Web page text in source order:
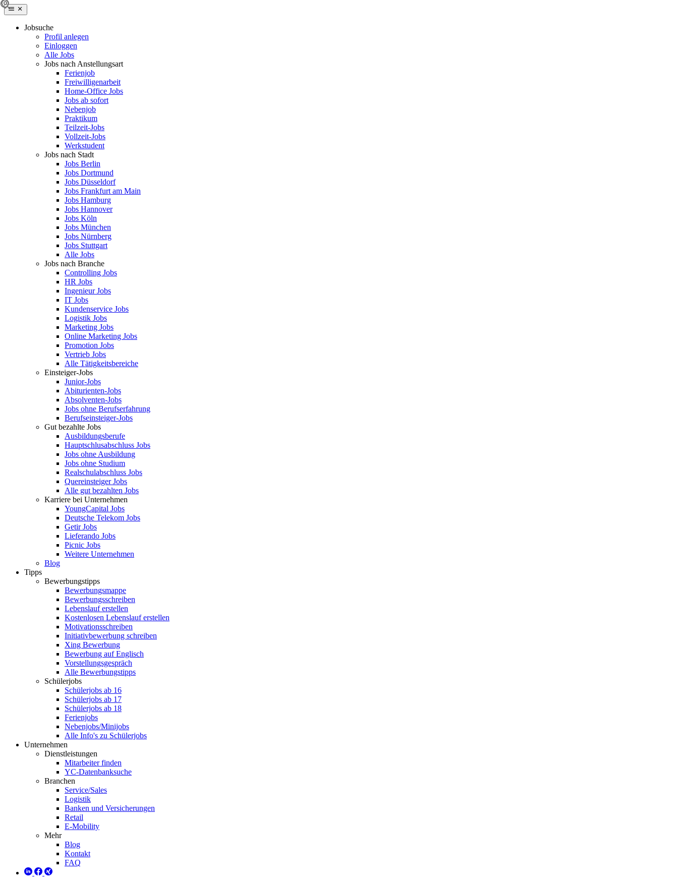
Jobsuche
Profil anlegen
Einloggen
Alle Jobs
Jobs nach Anstellungsart
Ferienjob
Freiwilligenarbeit
Home-Office Jobs
Jobs ab sofort
Nebenjob
Praktikum
Teilzeit-Jobs
Vollzeit-Jobs
Werkstudent
Jobs nach Stadt
Jobs Berlin
Jobs Dortmund
Jobs Düsseldorf
Jobs Frankfurt am Main
Jobs Hamburg
Jobs Hannover
Jobs Köln
Jobs München
Jobs Nürnberg
Jobs Stuttgart
Alle Jobs
Jobs nach Branche
Controlling Jobs
HR Jobs
Ingenieur Jobs
IT Jobs
Kundenservice Jobs
Logistik Jobs
Marketing Jobs
Online Marketing Jobs
Promotion Jobs
Vertrieb Jobs
Alle Tätigkeitsbereiche
Einsteiger-Jobs
Junior-Jobs
Abiturienten-Jobs
Absolventen-Jobs
Jobs ohne Berufserfahrung
Berufseinsteiger-Jobs
Gut bezahlte Jobs
Ausbildungsberufe
Hauptschlusabschluss Jobs
Jobs ohne Ausbildung
Jobs ohne Studium
Realschulabschluss Jobs
Quereinsteiger Jobs
Alle gut bezahlten Jobs
Karriere bei Unternehmen
YoungCapital Jobs
Deutsche Telekom Jobs
Getir Jobs
Lieferando Jobs
Picnic Jobs
Weitere Unternehmen
Blog
Tipps
Bewerbungstipps
Bewerbungsmappe
Bewerbungsschreiben
Lebenslauf erstellen
Kostenlosen Lebenslauf erstellen
Motivationsschreiben
Initiativbewerbung schreiben
Xing Bewerbung
Bewerbung auf Englisch
Vorstellungsgespräch
Alle Bewerbungstipps
Schülerjobs
Schülerjobs ab 16
Schülerjobs ab 17
Schülerjobs ab 18
Ferienjobs
Nebenjobs/Minijobs
Alle Info's zu Schülerjobs
Unternehmen
Dienstleistungen
Mitarbeiter finden
YC-Datenbanksuche
Branchen
Service/Sales
Logistik
Banken und Versicherungen
Retail
E-Mobility
Mehr
Blog
Kontakt
FAQ